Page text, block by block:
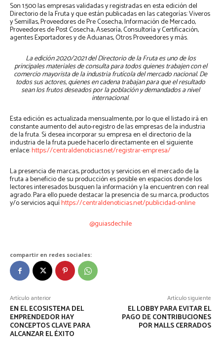
Son 1.500 las empresas validadas y registradas en esta edición del
Directorio de la Fruta y que están publicadas en las categorías: Viveros
y Semillas, Proveedores de Pre Cosecha, Información de Mercado,
Proveedores de Post Cosecha, Asesoría, Consultoría y Certificación,
agentes Exportadores y de Aduanas, Otros Proveedores y más.
La edición 2020/2021 del Directorio de la Fruta es uno de los
principales materiales de consulta para todos quienes trabajen con el
comercio mayorista de la industria frutícola del mercado nacional. De
todos sus actores, quienes en cadena trabajan para que el resultado
sean los frutos deseados por la población y demandados a nivel
internacional.
Esta edición es actualizada mensualmente, por lo que el listado irá en
constante aumento del auto-registro de las empresas de la industria
de la fruta. Si desea incorporar su empresa en el directorio de la
industria de la fruta puede hacerlo directamente en el siguiente
enlace:https://centraldenoticias.net/registrar-empresa/
La presencia de marcas, productos y servicios en el mercado de la
fruta a beneficio de su producción es posible en espacios donde los
lectores interesados busquen la información y la encuentren con real
agrado. Para ello puede destacar la presencia de su marca, productos
y/o servicios aquíhttps://centraldenoticias.net/publicidad-online
@guiasdechile
compartir en redes sociales:
Artículo anterior
EN EL ECOSISTEMA DEL
EMPRENDEDOR HAY
CONCEPTOS CLAVE PARA
ALCANZAR EL ÉXITO
Artículo siguiente
EL LOBBY PARA EVITAR EL
PAGO DE CONTRIBUCIONES
POR MALLS CERRADOS